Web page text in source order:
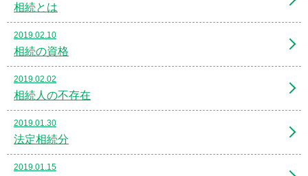
相続とは
2019.02.10
相続の資格
2019.02.02
相続人の不存在
2019.01.30
法定相続分
2019.01.15